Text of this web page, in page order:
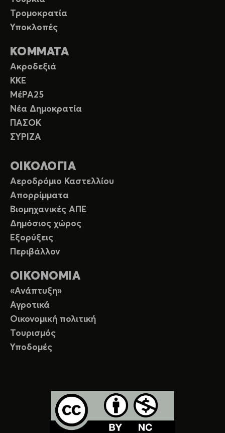
Τρομοκρατία
Υποκλοπές
ΚΟΜΜΑΤΑ
Ακροδεξιά
ΚΚΕ
ΜέΡΑ25
Νέα Δημοκρατία
ΠΑΣΟΚ
ΣΥΡΙΖΑ
ΟΙΚΟΛΟΓΙΑ
Αεροδρόμιο Καστελλίου
Απορρίμματα
Βιομηχανικές ΑΠΕ
Δημόσιος χώρος
Εξορύξεις
Περιβάλλον
ΟΙΚΟΝΟΜΙΑ
«Ανάπτυξη»
Αγροτικά
Οικονομική πολιτική
Τουρισμός
Υποδομές